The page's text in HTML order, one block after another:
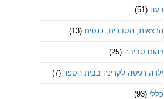
דעה (51)
הרצאות, הסברים, כנסים (13)
זיהום סביבה (25)
ילדה רגישה לקרינה בבית הספר (7)
כללי (93)